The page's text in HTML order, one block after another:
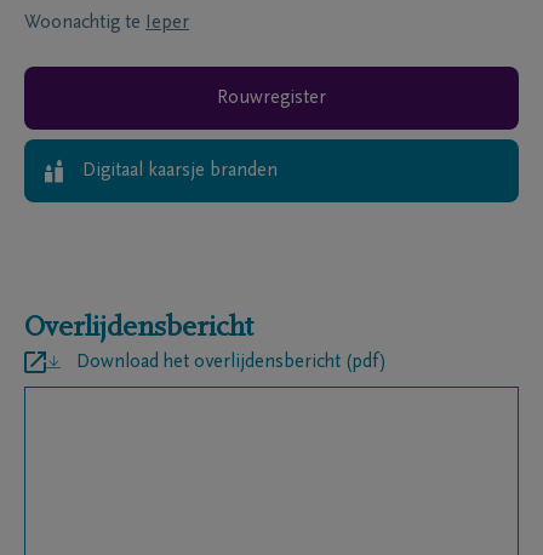
Woonachtig te Ieper
Rouwregister
Digitaal kaarsje branden
Overlijdensbericht
Download het overlijdensbericht (pdf)